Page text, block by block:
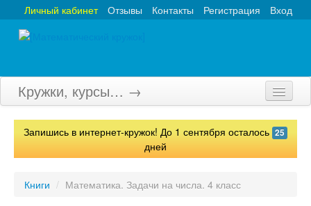
Вход
Регистрация
Контакты
Отзывы
Личный кабинет
Кружки, курсы… →
Главная
Запишись в интернет-кружок! До 1 сентября осталось 25
дней
Книги / Математика. Задачи на числа. 4 класс